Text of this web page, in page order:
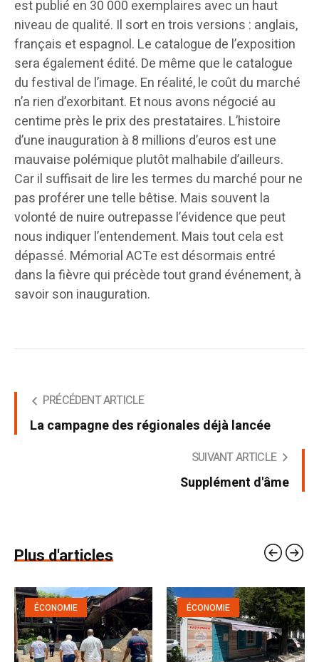
est publié en 30 000 exemplaires avec un haut
niveau de qualité. Il sort en trois versions : anglais,
français et espagnol. Le catalogue de l’exposition
sera également édité. De même que le catalogue
du festival de l’image. En réalité, le coût du marché
n’a rien d’exorbitant. Et nous avons négocié au
centime près le prix des prestataires. L’histoire
d’une inauguration à 8 millions d’euros est une
mauvaise polémique plutôt malhabile d’ailleurs.
Car il suffisait de lire les termes du marché pour ne
pas proférer une telle bêtise. Mais souvent la
volonté de nuire outrepasse l’évidence que peut
nous indiquer l’entendement. Mais tout cela est
dépassé. Mémorial ACTe est désormais entré
dans la fièvre qui précède tout grand événement, à
savoir son inauguration.
PRÉCÉDENT ARTICLE
La campagne des régionales déjà lancée
SUIVANT ARTICLE
Supplément d'âme
Plus d'articles
ÉCONOMIE ÉCONOMIE